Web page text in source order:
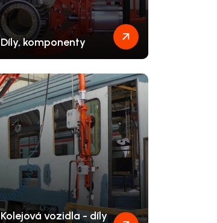
Díly, komponenty
Kolejová vozidla - díly